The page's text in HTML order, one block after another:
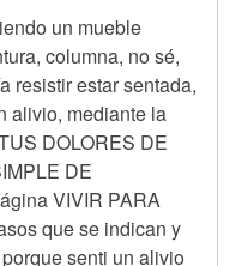
un mueble
columna, no sé,
resistir estar sentada,
alivio, mediante la
DOLORES DE
DE
VIVIR PARA
que se indican y
senti un alivio